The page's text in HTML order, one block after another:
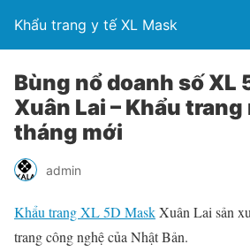
Khẩu trang y tế XL Mask
Bùng nổ doanh số XL
Xuân Lai – Khẩu
tháng mới
admin
Khẩu trang XL 5D MaskXuân Lai sản
trang công nghệ của Nhật Bản.